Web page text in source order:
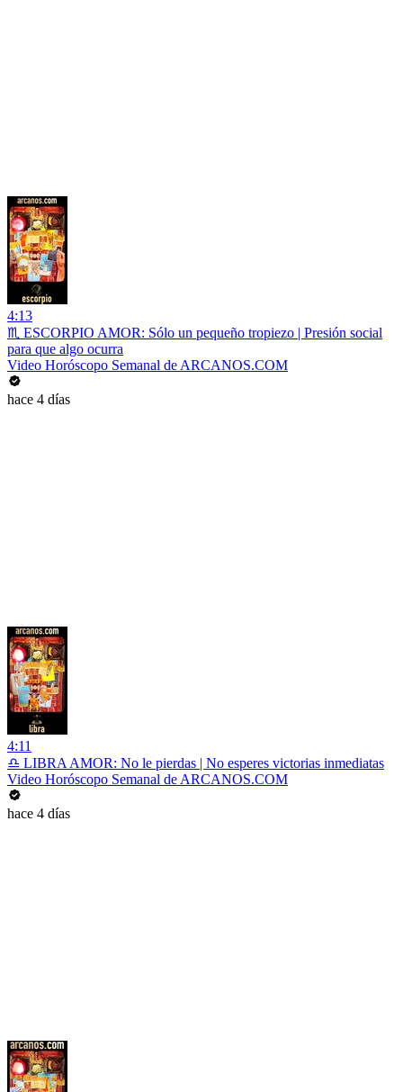
4:13
♏ ESCORPIO AMOR: Sólo un pequeño tropiezo | Presión social
para que algo ocurra
Video Horóscopo Semanal de ARCANOS.COM
hace 4 días
4:11
♎ LIBRA AMOR: No le pierdas | No esperes victorias inmediatas
Video Horóscopo Semanal de ARCANOS.COM
hace 4 días